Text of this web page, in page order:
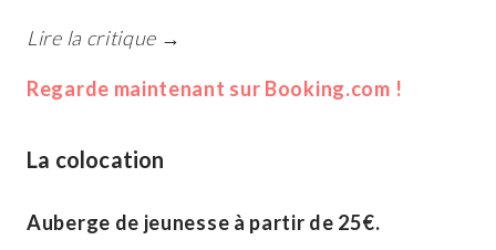
Lire la critique →
Regarde maintenant sur Booking.com !
La colocation
Auberge de jeunesse à partir de 25€.